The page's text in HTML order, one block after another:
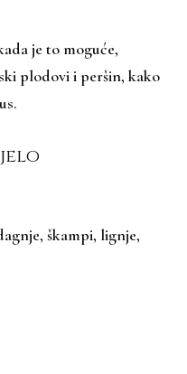
je to moguće,
plodovi i peršin, kako
škampi, lignje,